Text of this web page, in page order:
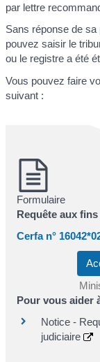
par lettre
Sans réponse de
pouvez saisir le
ou le registre a été
Vous pouvez faire
suivant :
Formulaire
Requête aux
Cerfa n°
Pour vous aider
Notice -
judiciaire